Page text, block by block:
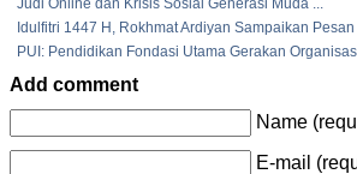
Idulfitri 1447 H, Rokhmat Ardiyan Sampaikan Pesan
PUI: Pendidikan Fondasi Utama Gerakan
Add comment
Name
E-mail